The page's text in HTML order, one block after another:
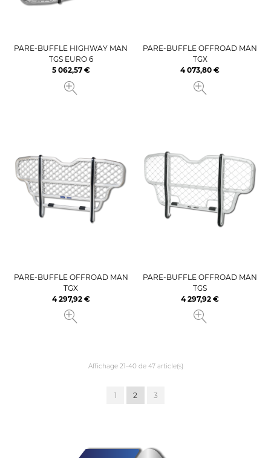
PARE-BUFFLE HIGHWAY MAN
TGS EURO 6
Prix
5 062,57 €
PARE-BUFFLE OFFROAD MAN
TGX
Prix
4 073,80 €
PARE-BUFFLE OFFROAD MAN
TGX
Prix
4 297,92 €
PARE-BUFFLE OFFROAD MAN
TGS
Prix
4 297,92 €
Affichage 21-40 de 47 article(s)
1 2 3